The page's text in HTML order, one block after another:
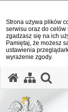
Strona używa plików
serwisu oraz do celów
zgadzasz się na ich
Pamiętaj, że możesz
ustawienia
wyrażenie zgody.